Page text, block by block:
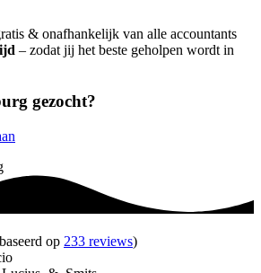
& onafhankelijk van alle accountants
– zodat jij het beste geholpen wordt in
gezocht?
op 233 reviews)